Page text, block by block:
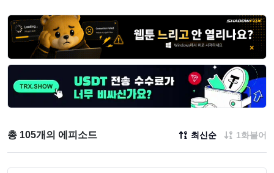
총 105개의 에피소드 최신순 1화붙어